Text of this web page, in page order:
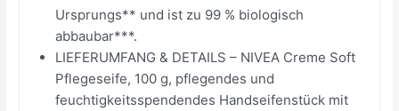
Ursprungs** und ist zu 99 % biologisch
abbaubar***.
LIEFERUMFANG & DETAILS – NIVEA Creme Soft
Pflegeseife, 100 g, pflegendes und
feuchtigkeitsspendendes Handseifenstück mit